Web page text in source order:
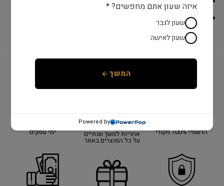
צבע: רוז גולד
הרשמי! 100% מקורי
יבואן רשמי על כל
האתר!
אחריות למשך שנתיים
על כל המוצרים באתר
ימי עסקים
איזה שעון אתם מחפשים? *
שעון לגבר
שעון לאישה
המשך
Powered by